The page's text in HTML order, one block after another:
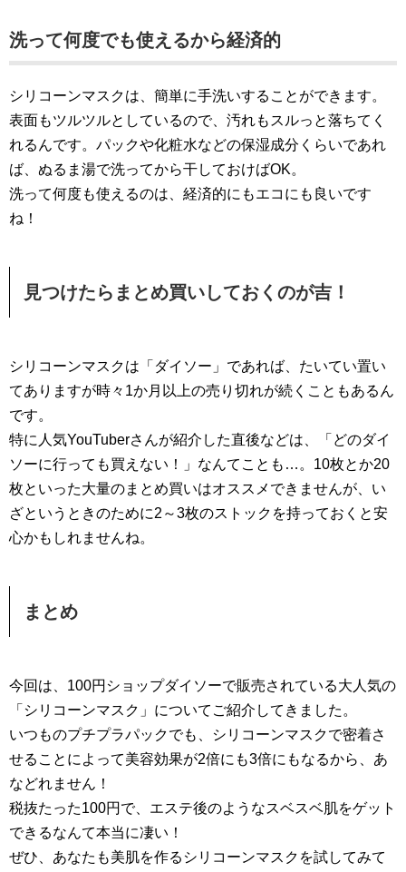
洗って何度でも使えるから経済的
シリコーンマスクは、簡単に手洗いすることができます。
表面もツルツルとしているので、汚れもスルっと落ちてく
れるんです。パックや化粧水などの保湿成分くらいであれ
ば、ぬるま湯で洗ってから干しておけばOK。
洗って何度も使えるのは、経済的にもエコにも良いです
ね！
見つけたらまとめ買いしておくのが吉！
シリコーンマスクは「ダイソー」であれば、たいてい置い
てありますが時々1か月以上の売り切れが続くこともあるん
です。
特に人気YouTuberさんが紹介した直後などは、「どのダイ
ソーに行っても買えない！」なんてことも…。10枚とか20
枚といった大量のまとめ買いはオススメできませんが、い
ざというときのために2～3枚のストックを持っておくと安
心かもしれませんね。
まとめ
今回は、100円ショップダイソーで販売されている大人気の
「シリコーンマスク」についてご紹介してきました。
いつものプチプラパックでも、シリコーンマスクで密着さ
せることによって美容効果が2倍にも3倍にもなるから、あ
などれません！
税抜たった100円で、エステ後のようなスベスベ肌をゲット
できるなんて本当に凄い！
ぜひ、あなたも美肌を作るシリコーンマスクを試してみて